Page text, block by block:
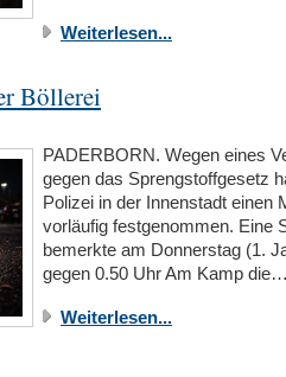
Weiterlesen...
Böllerei
PADERBORN. Wegen eines
gegen das Sprengstoffgesetz
Polizei in der Innenstadt einen
vorläufig festgenommen. Eine
bemerkte am Donnerstag (1.
gegen 0.50 Uhr Am Kamp
Weiterlesen...